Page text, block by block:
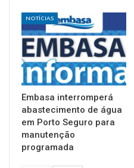
NOTÍCIAS
Embasa interromperá
abastecimento de água
em Porto Seguro para
manutenção
programada